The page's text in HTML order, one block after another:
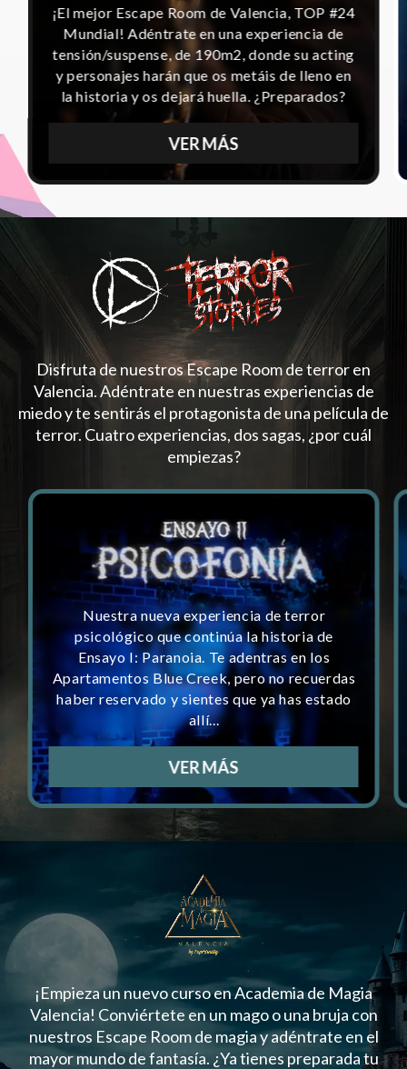
¡El mejor Escape Room de Valencia, TOP #24
Mundial! Adéntrate en una experiencia de
tensión/suspense, de 190m2, donde su acting
y personajes harán que os metáis de lleno en
la historia y os dejará huella. ¿Preparados?
VER MÁS
Disfruta de nuestros Escape Room de terror en
Valencia. Adéntrate en nuestras experiencias de
miedo y te sentirás el protagonista de una película de
terror. Cuatro experiencias, dos sagas, ¿por cuál
empiezas?
Nuestra nueva experiencia de terror
psicológico que continúa la historia de
Ensayo I: Paranoia. Te adentras en los
Apartamentos Blue Creek, pero no recuerdas
haber reservado y sientes que ya has estado
allí...
VER MÁS
¡Empieza un nuevo curso en Academia de Magia
Valencia! Conviértete en un mago o una bruja con
nuestros Escape Room de magia y adéntrate en el
mayor mundo de fantasía. ¿Ya tienes preparada tu